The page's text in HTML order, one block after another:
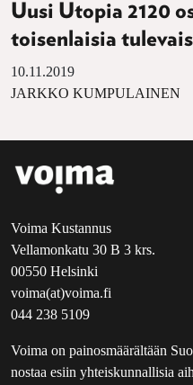
Uusi Utopia 2120
toisenlaisia
10.11.2019
JARKKO KUMPULAINEN
Voima Kustannus
Vellamonkatu 30 B 3 krs.
00550 Helsinki
voima(at)voima.fi
044 238 5109
Voima on painosmäärältään
nostaa esiin yhteiskunnallisia